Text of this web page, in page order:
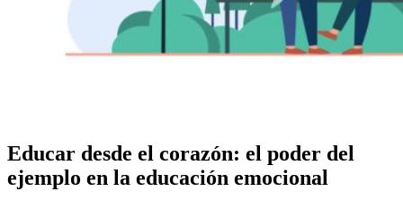
Educar desde el corazón: el poder del
ejemplo en la educación emocional